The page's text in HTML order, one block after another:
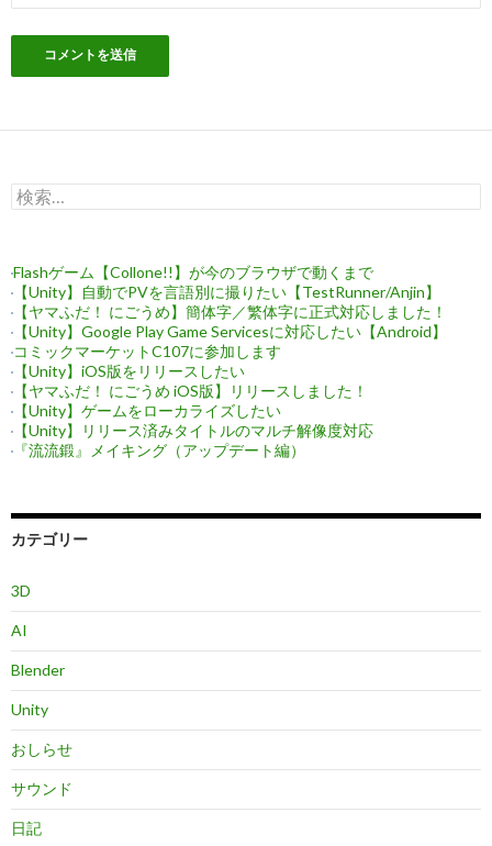
検
索:
Flashゲーム【Collone!!】が今のブラウザで動くまで
【Unity】自動でPVを言語別に撮りたい【TestRunner/Anjin】
【ヤマふだ！ にごうめ】簡体字／繁体字に正式対応しました！
【Unity】Google Play Game Servicesに対応したい【Android】
コミックマーケットC107に参加します
【Unity】iOS版をリリースしたい
【ヤマふだ！ にごうめ iOS版】リリースしました！
【Unity】ゲームをローカライズしたい
【Unity】リリース済みタイトルのマルチ解像度対応
『流流鍛』メイキング（アップデート編）
カテゴリー
3D
AI
Blender
Unity
おしらせ
サウンド
日記